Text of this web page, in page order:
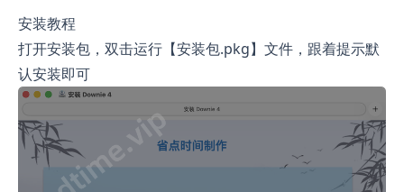
安装教程
打开安装包，双击运行【安装包.pkg】文件，跟着提示默
认安装即可